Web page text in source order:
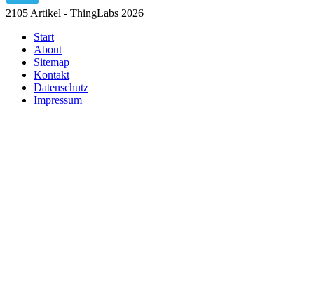
2105 Artikel - ThingLabs 2026
Start
About
Sitemap
Kontakt
Datenschutz
Impressum